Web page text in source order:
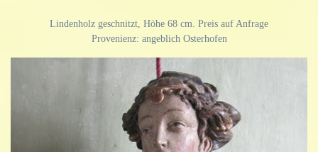
Lindenholz geschnitzt, Höhe 68 cm. Preis auf Anfrage
Provenienz: angeblich Osterhofen